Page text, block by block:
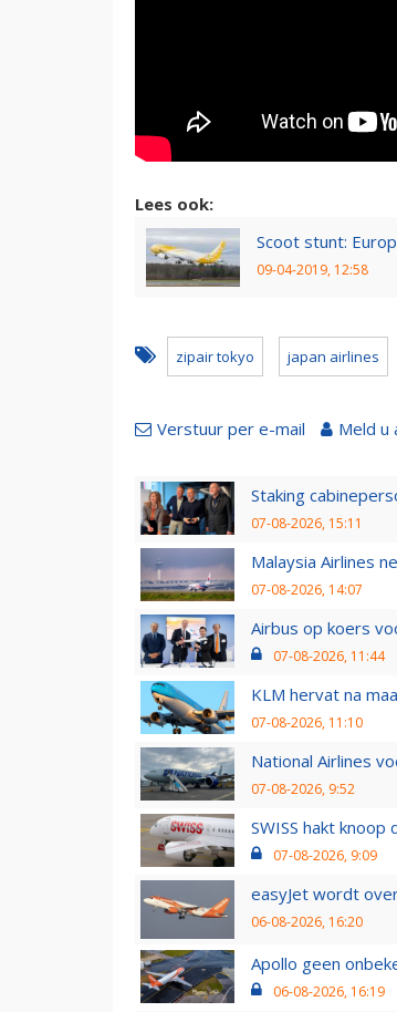
Lees ook:
Scoot stunt:
09-04-2019, 12:58
zipair tokyo japan airlines
Verstuur per e-mail Meld u
Staking
07-08-2026, 15:11
Malaysia Airlines
07-08-2026, 14:07
Airbus op koers
07-08-2026, 11:44
KLM hervat na
07-08-2026, 11:10
National Airlines
07-08-2026, 9:52
SWISS hakt
07-08-2026, 9:09
easyJet wordt
06-08-2026, 16:20
Apollo geen
06-08-2026, 16:19